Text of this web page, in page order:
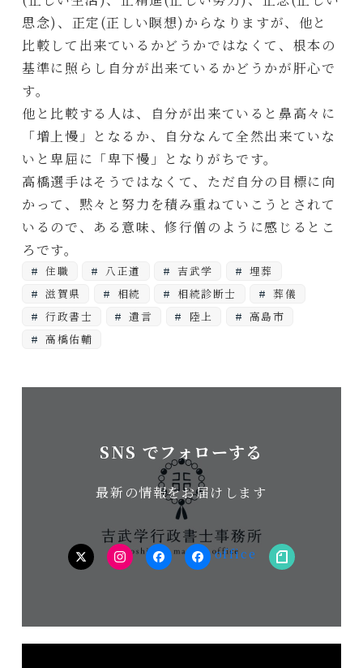
思念)、正定(正しい瞑想)からなりますが、他と
比較して出来ているかどうかではなくて、根本の
基準に照らし自分が出来ているかどうかが肝心で
す。
他と比較する人は、自分が出来ていると鼻高々に
「増上慢」となるか、自分なんて全然出来ていな
いと卑屈に「卑下慢」となりがちです。
高橋選手はそうではなくて、ただ自分の目標に向
かって、黙々と努力を積み重ねていこうとされて
いるので、ある意味、修行僧のように感じるとこ
ろです。
住職 八正道 吉武学
埋葬
滋賀県
相続 相続診断士
葬儀
行政書士
遺言 陸上
高島市
高橋佑輔
SNS でフォローする
最新の情報をお届けします
twitterInstagramfacebook（個
facebook（事note